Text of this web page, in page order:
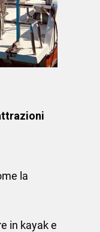
la
in kayak e